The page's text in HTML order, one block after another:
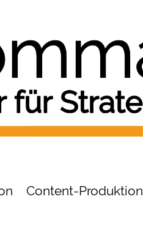
Content-Produktion